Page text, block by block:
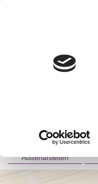
Home Über uns
Außenarbeiten